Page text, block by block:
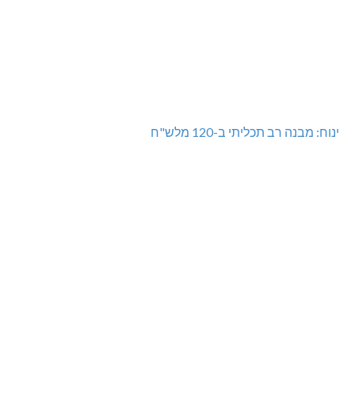
ינוח: מבנה רב תכליתי ב-120 מלש"ח